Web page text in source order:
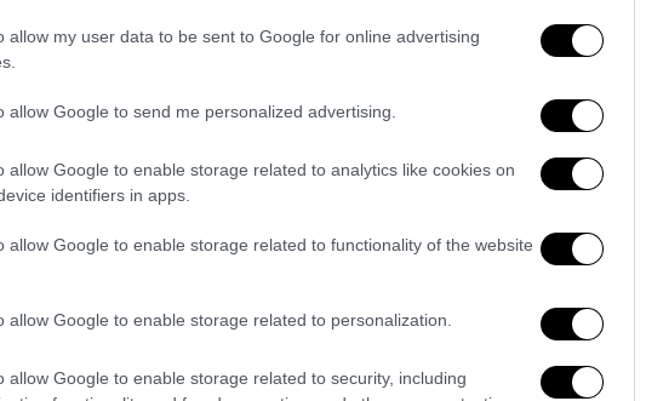
allow my user data to be sent to Google for online advertising
allow Google to send me personalized advertising.
allow Google to enable storage related to analytics like cookies on
identifiers in apps.
allow Google to enable storage related to functionality of the website
allow Google to enable storage related to personalization.
allow Google to enable storage related to security, including
υγείας είναι αποκαλυπτικές. Σε
τα μηνύματα που έχουν δει το φως
την άτυχη γυναίκα να μη διασωληνωθεί,
ότι είναι από εκείνους που απέτρεψαν
τα ψευδή επιχειρήματα των αρνητών.
όσους περισσότερους
Στόχος είναι η τροποποίηση του
που έχει αναρτήσει, παρουσιάζει ως
γιατρούς και δικαστές και
ενώ δε διστάζει να προχωρήσει σε μια